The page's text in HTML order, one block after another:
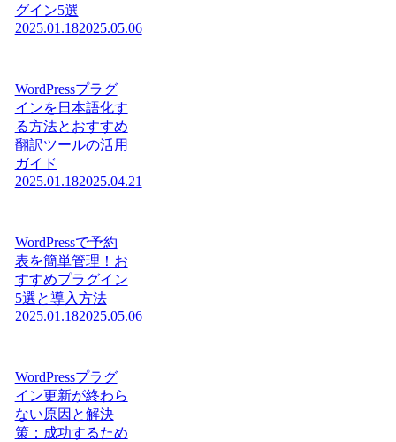
グイン5選
2025.01.182025.05.06
WordPressプラグ
インを日本語化す
る方法とおすすめ
翻訳ツールの活用
ガイド
2025.01.182025.04.21
WordPressで予約
表を簡単管理！お
すすめプラグイン
5選と導入方法
2025.01.182025.05.06
WordPressプラグ
イン更新が終わら
ない原因と解決
策：成功するため